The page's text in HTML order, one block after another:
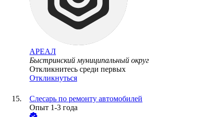
АРЕАЛ
Быстринский муниципальный округ
Откликнитесь среди первых
Откликнуться
Слесарь по ремонту автомобилей
Опыт 1-3 года